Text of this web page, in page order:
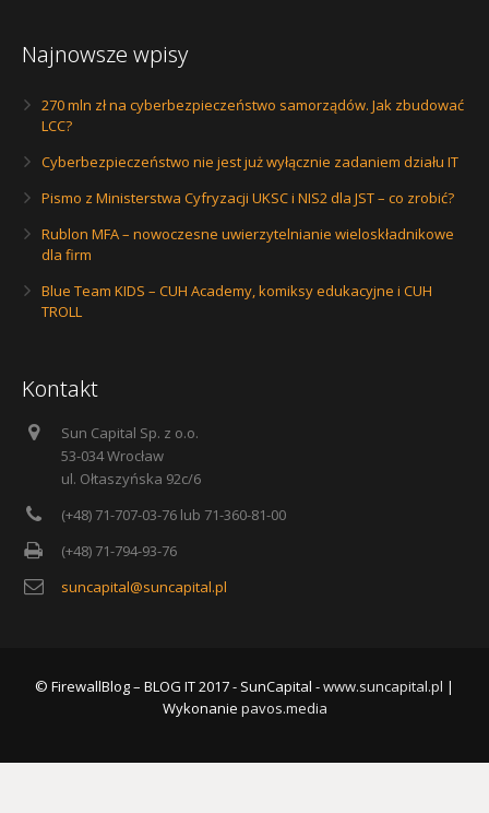
Najnowsze wpisy
270 mln zł na cyberbezpieczeństwo samorządów. Jak zbudować
LCC?
Cyberbezpieczeństwo nie jest już wyłącznie zadaniem działu IT
Pismo z Ministerstwa Cyfryzacji UKSC i NIS2 dla JST – co zrobić?
Rublon MFA – nowoczesne uwierzytelnianie wieloskładnikowe
dla firm
Blue Team KIDS – CUH Academy, komiksy edukacyjne i CUH
TROLL
Kontakt
Sun Capital Sp. z o.o.
53-034 Wrocław
ul. Ołtaszyńska 92c/6
(+48) 71-707-03-76 lub 71-360-81-00
(+48) 71-794-93-76
suncapital@suncapital.pl
© FirewallBlog – BLOG IT 2017 - SunCapital -www.suncapital.pl |
Wykonanie pavos.media